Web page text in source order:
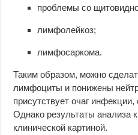
проблемы со
лимфолейкоз;
лимфосаркома.
Таким образом, можно
лимфоциты и понижены
присутствует очаг инфекции,
Однако результаты анализа
клинической картиной.